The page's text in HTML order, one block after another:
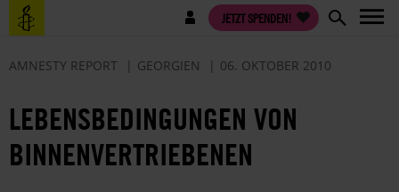
Direkt
zum
Benutzermenü JETZT SPENDEN!
AMNESTY REPORT GEORGIEN 06. OKTOBER 2010
LEBENSBEDINGUNGEN VON
BINNENVERTRIEBENEN